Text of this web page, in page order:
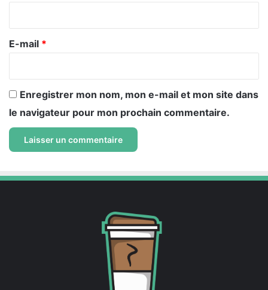
r
e
E-mail *
Enregistrer mon nom, mon e-mail et mon site dans
le navigateur pour mon prochain commentaire.